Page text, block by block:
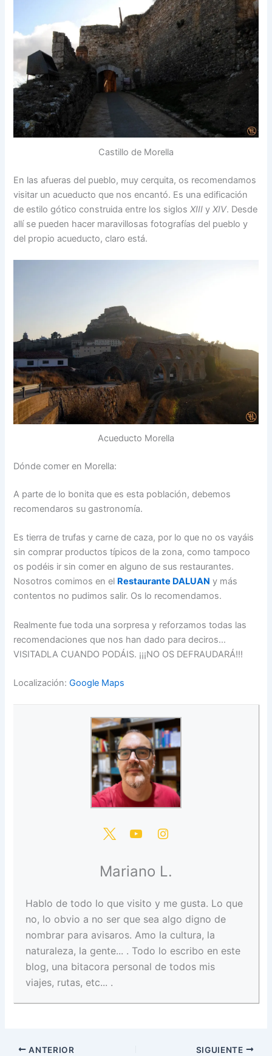
Castillo de Morella
En las afueras del pueblo, muy cerquita, os recomendamos
visitar un acueducto que nos encantó. Es una edificación
de estilo gótico construida entre los siglos XIII y XIV. Desde
allí se pueden hacer maravillosas fotografías del pueblo y
del propio acueducto, claro está.
Acueducto Morella
Dónde comer en Morella:
A parte de lo bonita que es esta población, debemos
recomendaros su gastronomía.
Es tierra de trufas y carne de caza, por lo que no os vayáis
sin comprar productos típicos de la zona, como tampoco
os podéis ir sin comer en alguno de sus restaurantes.
Nosotros comimos en el Restaurante DALUAN y más
contentos no pudimos salir. Os lo recomendamos.
Realmente fue toda una sorpresa y reforzamos todas las
recomendaciones que nos han dado para deciros…
VISITADLA CUANDO PODÁIS. ¡¡¡NO OS DEFRAUDARÁ!!!
Localización:Google Maps
Mariano L.
Hablo de todo lo que visito y me gusta. Lo que
no, lo obvio a no ser que sea algo digno de
nombrar para avisaros. Amo la cultura, la
naturaleza, la gente... . Todo lo escribo en este
blog, una bitacora personal de todos mis
viajes, rutas, etc... .
ANTERIOR SIGUIENTE